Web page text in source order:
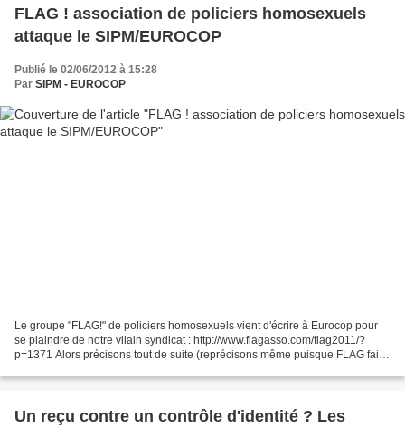
FLAG ! association de policiers homosexuels
attaque le SIPM/EUROCOP
Publié le 02/06/2012 à 15:28
Par SIPM - EUROCOP
Le groupe "FLAG!" de policiers homosexuels vient d'écrire à Eurocop pour
se plaindre de notre vilain syndicat : http://www.flagasso.com/flag2011/?
p=1371 Alors précisons tout de suite (reprécisons même puisque FLAG fait
Un reçu contre un contrôle d'identité ? Les